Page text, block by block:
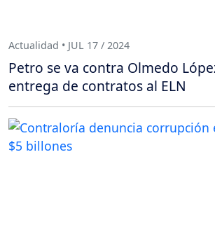
Actualidad • JUL 17 / 2024
Petro se va contra Olmedo
entrega de contratos al ELN